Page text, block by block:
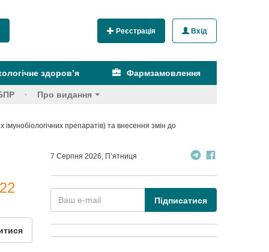
Реєстрація Вхід
здоров’я Фармзамовлення
Про видання
препаратів) та внесення змін до
7 Серпня 2026, П’ятниця
Підписатися